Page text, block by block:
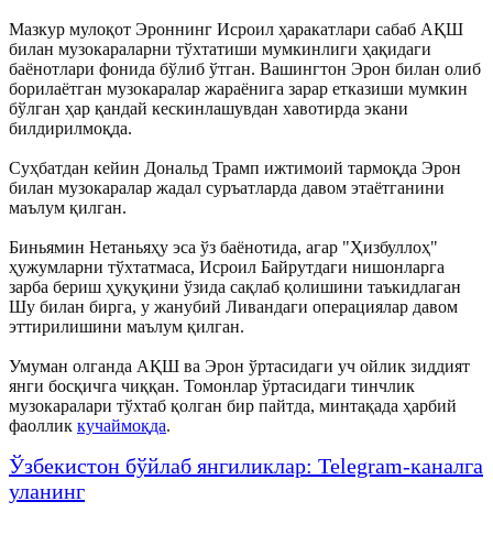
Мазкур мулоқот Эроннинг Исроил ҳаракатлари сабаб АҚШ
билан музокараларни тўхтатиши мумкинлиги ҳақидаги
баёнотлари фонида бўлиб ўтган. Вашингтон Эрон билан олиб
борилаётган музокаралар жараёнига зарар етказиши мумкин
бўлган ҳар қандай кескинлашувдан хавотирда экани
билдирилмоқда.
Суҳбатдан кейин Дональд Трамп ижтимоий тармоқда Эрон
билан музокаралар жадал суръатларда давом этаётганини
маълум қилган.
Биньямин Нетаньяҳу эса ўз баёнотида, агар "Ҳизбуллоҳ"
ҳужумларни тўхтатмаса, Исроил Байрутдаги нишонларга
зарба бериш ҳуқуқини ўзида сақлаб қолишини таъкидлаган
Шу билан бирга, у жанубий Ливандаги операциялар давом
эттирилишини маълум қилган.
Умуман олганда АҚШ ва Эрон ўртасидаги уч ойлик зиддият
янги босқичга чиққан. Томонлар ўртасидаги тинчлик
музокаралари тўхтаб қолган бир пайтда, минтақада ҳарбий
фаоллик кучаймоқда.
Ўзбекистон бўйлаб янгиликлар: Telegram-каналга
уланинг